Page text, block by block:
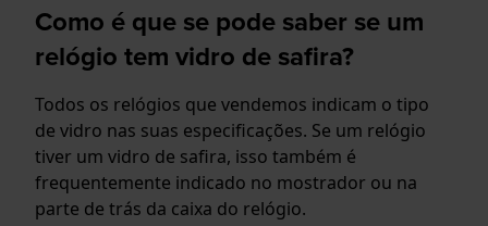
Como é que se pode saber se um
relógio tem vidro de safira?
Todos os relógios que vendemos indicam o tipo
de vidro nas suas especificações. Se um relógio
tiver um vidro de safira, isso também é
frequentemente indicado no mostrador ou na
parte de trás da caixa do relógio.